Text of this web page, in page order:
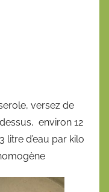
versez de
environ 12
litre d’eau par kilo